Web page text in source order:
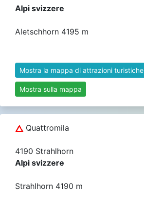
Alpi svizzere
Aletschhorn 4195 m
Mostra la mappa di attrazioni turistiche
Mostra sulla mappa
Quattromila
4190 Strahlhorn
Alpi svizzere
Strahlhorn 4190 m